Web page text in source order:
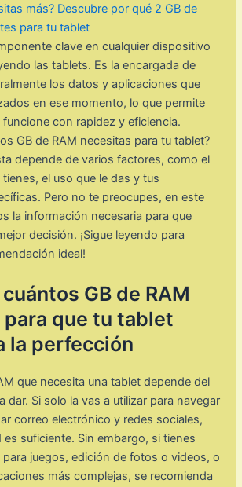
más? Descubre por qué 2 GB de
para tu tablet
clave en cualquier dispositivo
las tablets. Es la encargada de
los datos y aplicaciones que
en ese momento, lo que permite
con rapidez y eficiencia.
GB de RAM necesitas para tu tablet?
depende de varios factores, como el
el uso que le das y tus
Pero no te preocupes, en este
la información necesaria para que
decisión. ¡Sigue leyendo para
ideal!
GB de RAM
que tu tablet
la perfección
que necesita una tablet depende del
dar. Si solo la vas a utilizar para navegar
correo electrónico y redes sociales,
es suficiente. Sin embargo, si tienes
para juegos, edición de fotos o videos, o
más complejas, se recomienda